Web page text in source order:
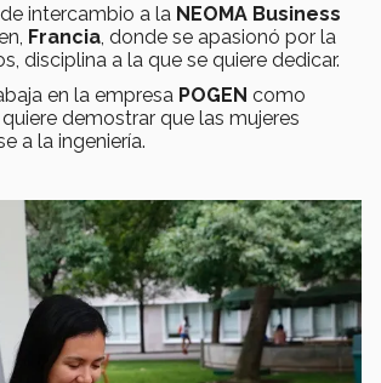
intercambio a la NEOMA Business
Francia , donde se apasionó por la
disciplina a la que se quiere dedicar.
en la empresa POGEN como
demostrar que las mujeres
a la ingeniería.